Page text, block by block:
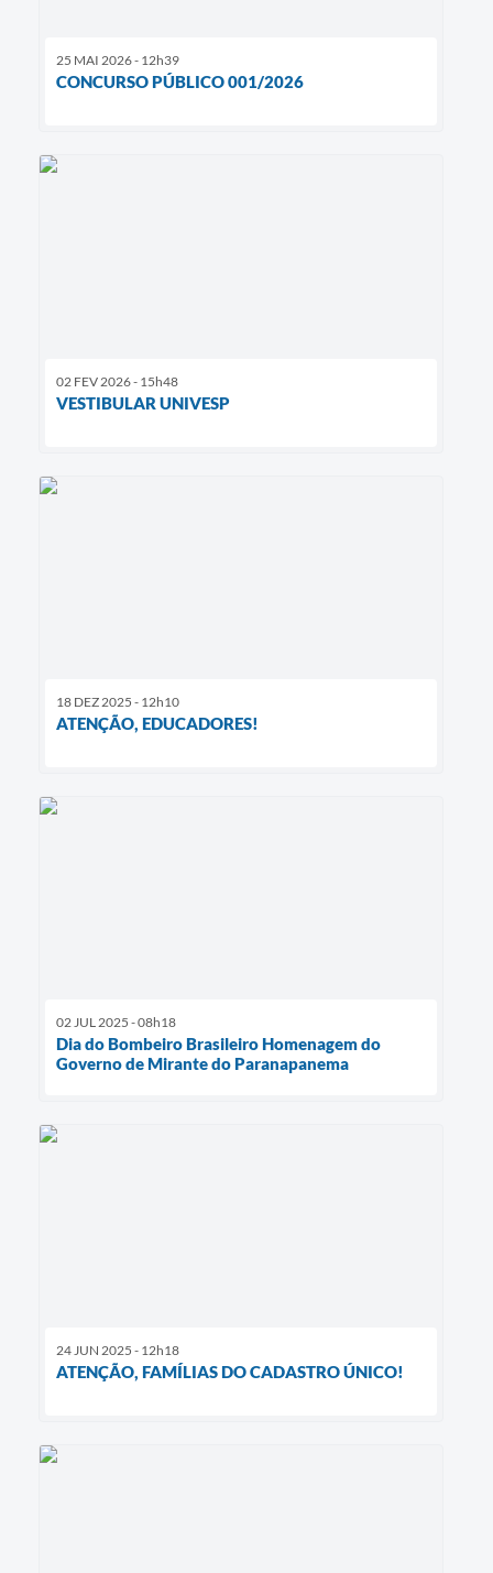
25 MAI 2026 - 12h39
CONCURSO PÚBLICO 001/2026
02 FEV 2026 - 15h48
VESTIBULAR UNIVESP
18 DEZ 2025 - 12h10
ATENÇÃO, EDUCADORES!
02 JUL 2025 - 08h18
Dia do Bombeiro Brasileiro Homenagem do
Governo de Mirante do Paranapanema
24 JUN 2025 - 12h18
ATENÇÃO, FAMÍLIAS DO CADASTRO ÚNICO!